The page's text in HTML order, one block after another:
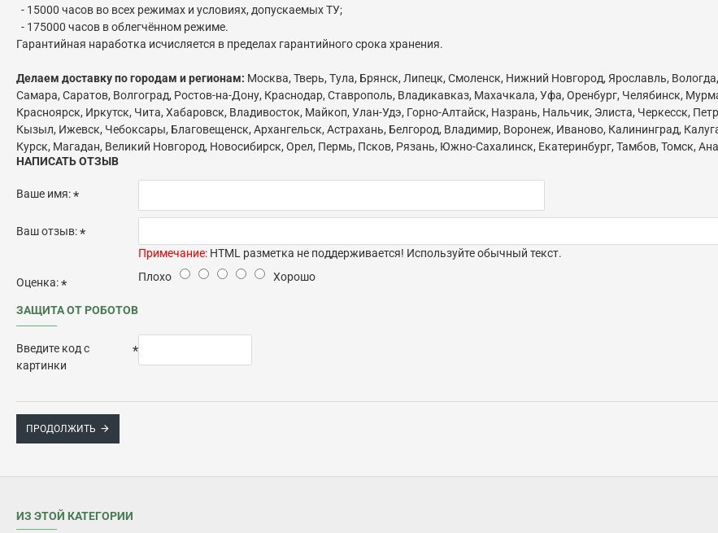
- 15000 часов во всех режимах и условиях, допускаемых ТУ;
- 175000 часов в облегчённом режиме.
Гарантийная наработка исчисляется в пределах гарантийного срока хранения.
Делаем доставку по городам и регионам: Москва, Тверь, Тула, Брянск, Липецк, Смоленск, Нижний Новгород, Ярославль,
Самара, Саратов, Волгоград, Ростов-на-Дону, Краснодар, Ставрополь, Владикавказ, Махачкала, Уфа, Оренбург, Челябинск,
Красноярск, Иркутск, Чита, Хабаровск, Владивосток, Майкоп, Улан-Удэ, Горно-Алтайск, Назрань, Нальчик, Элиста, Черкесск,
Кызыл, Ижевск, Чебоксары, Благовещенск, Архангельск, Астрахань, Белгород, Владимир, Воронеж, Иваново, Калининград,
Курск, Магадан, Великий Новгород, Новосибирск, Орел, Пермь, Псков, Рязань, Южно-Сахалинск, Екатеринбург, Тамбов, Томск,
НАПИСАТЬ ОТЗЫВ
Ваше имя:
Ваш отзыв:
Примечание: HTML разметка не поддерживается! Используйте обычный текст.
Оценка: Плохо Хорошо
ЗАЩИТА ОТ РОБОТОВ
Введите код с
картинки
ПРОДОЛЖИТЬ
ИЗ ЭТОЙ КАТЕГОРИИ